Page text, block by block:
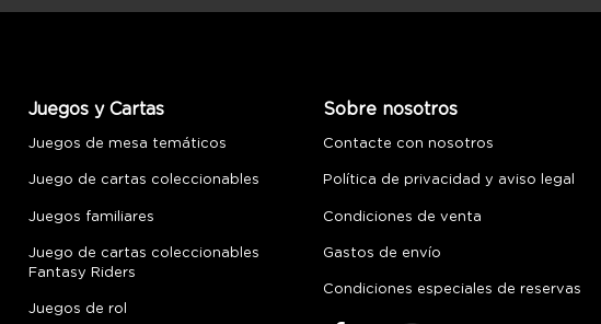
Juegos y Cartas
Juegos de mesa temáticos
Juego de cartas coleccionables
Juegos familiares
Juego de cartas coleccionables
Fantasy Riders
Juegos de rol
Sobre nosotros
Contacte con nosotros
Política de privacidad y aviso legal
Condiciones de venta
Gastos de envío
Condiciones especiales de reservas